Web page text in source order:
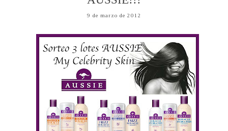
9 de marzo de 2012